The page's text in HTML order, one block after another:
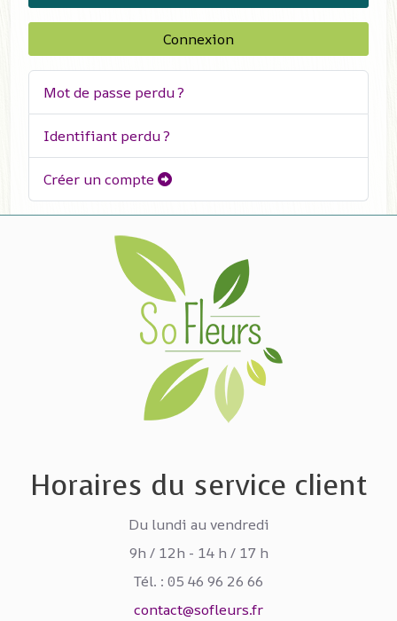
Connexion
Mot de passe perdu ?
Identifiant perdu ?
Créer un compte
Horaires du service client
Du lundi au vendredi
9h / 12h - 14 h / 17 h
Tél. : 05 46 96 26 66
contact@sofleurs.fr